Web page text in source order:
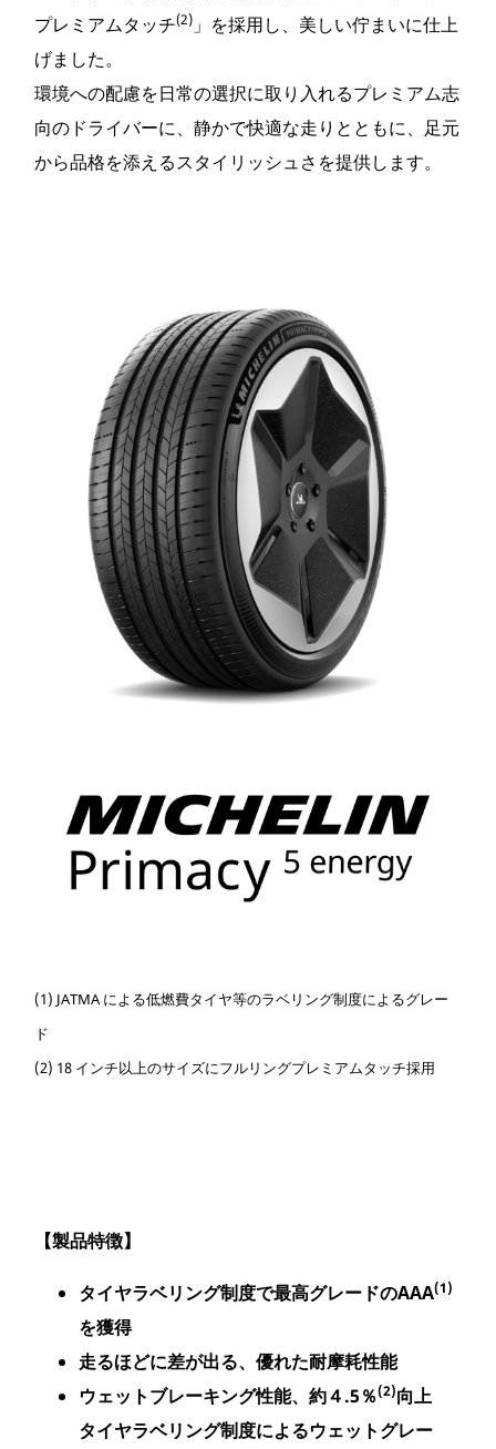
プレミアムタッチ(2)」を採用し、美しい佇まいに仕上
げました。
環境への配慮を日常の選択に取り入れるプレミアム志
向のドライバーに、静かで快適な走りとともに、足元
から品格を添えるスタイリッシュさを提供します。
(1) JATMA による低燃費タイヤ等のラベリング制度によるグレー
ド
(2) 18 インチ以上のサイズにフルリングプレミアムタッチ採用
【製品特徴】
タイヤラベリング制度で最高グレードのAAA(1)
を獲得
走るほどに差が出る、優れた耐摩耗性能
ウェットブレーキング性能、約４.5％(2)向上
タイヤラベリング制度によるウェットグレー